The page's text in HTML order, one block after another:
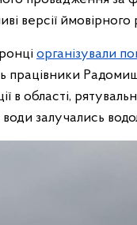
версії ймовірного
організували
працівники
в області,
залучались